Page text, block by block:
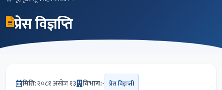
प्रेस विज्ञप्ति
मिति:२०८१ असोज १३ विभाग:- प्रेस विज्ञप्ती